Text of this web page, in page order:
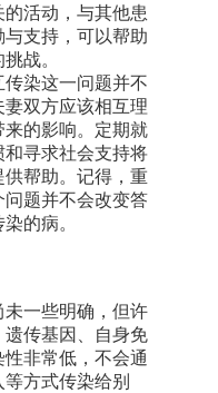
活动，与其他患
支持，可以帮助
战。
染这一问题并不
双方应该相互理
的影响。定期就
和寻求社会支持将
帮助。记得，重
题并不会改变答
的病。
一些明确，但许
传基因、自身免
非常低，不会通
方式传染给别